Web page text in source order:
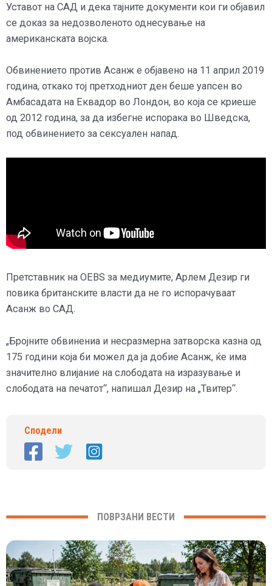
Уставот на САД и дека тајните документи кои ги објавил
се доказ за недозволеното однесување на
американската војска.
Обвинението против Асанж е објавено на 11 април 2019
година, откако тој претходниот ден беше уапсен во
Амбасадата на Еквадор во Лондон, во која се криеше
од 2012 година, за да избегне испорака во Шведска,
под обвинението за сексуален напад.
Претставник на OEBS за медиумите, Арлем Дезир ги
повика британските власти да не го испорачуваат
Асанж во САД.
„Бројните обвинениа и несразмерна затворска казна од
175 години која би можел да ја добие Асанж, ќе има
значително влијание на слободата на изразување и
слободата на печатот“, напишал Дезир на „Твитер“.
Сподели
ПОВРЗАНИ ВЕСТИ